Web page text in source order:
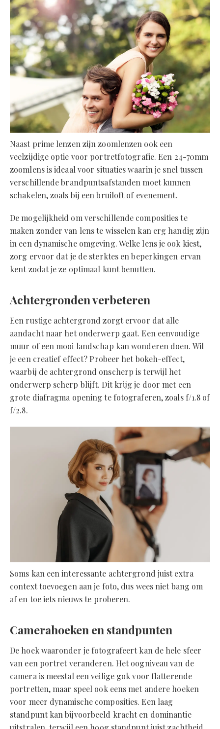
Naast prime lenzen zijn zoomlenzen ook een
veelzijdige optie voor portretfotografie. Een 24-70mm
zoomlens is ideaal voor situaties waarin je snel tussen
verschillende brandpuntsafstanden moet kunnen
schakelen, zoals bij een bruiloft of evenement.
De mogelijkheid om verschillende composities te
maken zonder van lens te wisselen kan erg handig zijn
in een dynamische omgeving. Welke lens je ook kiest,
zorg ervoor dat je de sterktes en beperkingen ervan
kent zodat je ze optimaal kunt benutten.
Achtergronden verbeteren
Een rustige achtergrond zorgt ervoor dat alle
aandacht naar het onderwerp gaat. Een eenvoudige
muur of een mooi landschap kan wonderen doen. Wil
je een creatief effect? Probeer het bokeh-effect,
waarbij de achtergrond onscherp is terwijl het
onderwerp scherp blijft. Dit krijg je door met een
grote diafragma opening te fotograferen, zoals f/1.8 of
f/2.8.
Soms kan een interessante achtergrond juist extra
context toevoegen aan je foto, dus wees niet bang om
af en toe iets nieuws te proberen.
Camerahoeken en standpunten
De hoek waaronder je fotografeert kan de hele sfeer
van een portret veranderen. Het oogniveau van de
camera is meestal een veilige gok voor flatterende
portretten, maar speel ook eens met andere hoeken
voor meer dynamische composities. Een laag
standpunt kan bijvoorbeeld kracht en dominantie